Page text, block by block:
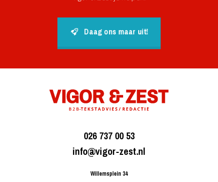
Daag ons maar uit!
026 737 00 53
info@vigor-zest.nl
Willemsplein 34